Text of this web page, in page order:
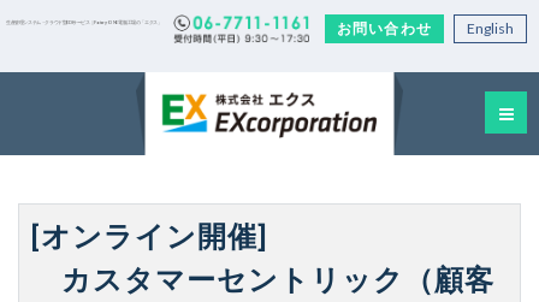
お問い合わせ English
生産管理システム・クラウド型EDIサービス｜Factory-ONE 電脳工場の「エクス」
[オンライン開催]
カスタマーセントリック（顧客